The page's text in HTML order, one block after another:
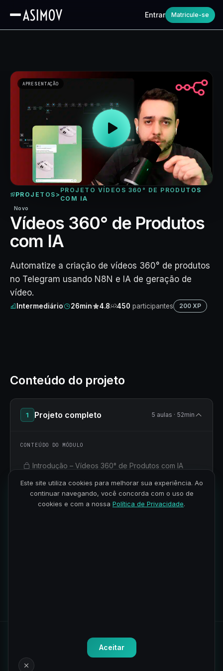
Entrar Matricule-se
PROJETOS >
PROJETO VÍDEOS 360° DE PRODUTOS
COM IA
Novo
Vídeos 360° de Produtos
com IA
Automatize a criação de vídeos 360° de produtos
no Telegram usando N8N e IA de geração de
vídeo.
Intermediário 26min 4.8 450 participantes 200 XP
APRESENTAÇÃO
Conteúdo do projeto
1 Projeto completo 5 aulas · 52min
CONTEÚDO DO MÓDULO
Introdução – Vídeos 360° de Produtos com IA
Recebendo a Foto e Validando a Entrada
Construindo a Lógica de Decisão do Workflow
Todos os direitos reservados. Política de Privacidade
de Uso
Este site utiliza cookies para melhorar sua experiência. Ao
continuar navegando, você concorda com o uso de
cookies e com a nossa Política de Privacidade.
Aceitar